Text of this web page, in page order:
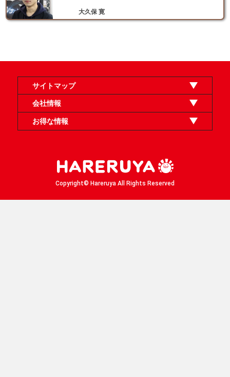
大久保 寛
サイトマップ
オンラインショップ
買取
記事
選手一覧
デッキ検索
デッキ構築
イベント・大会
店舗のご案内
お問い合わせ
ヘルプ
FAQ
会社情報
利用規約
スタッフ募集
特定商取引法表示
個人情報保護方針
企業情報
お得な情報
Copyright© Hareruya All Rights Reserved